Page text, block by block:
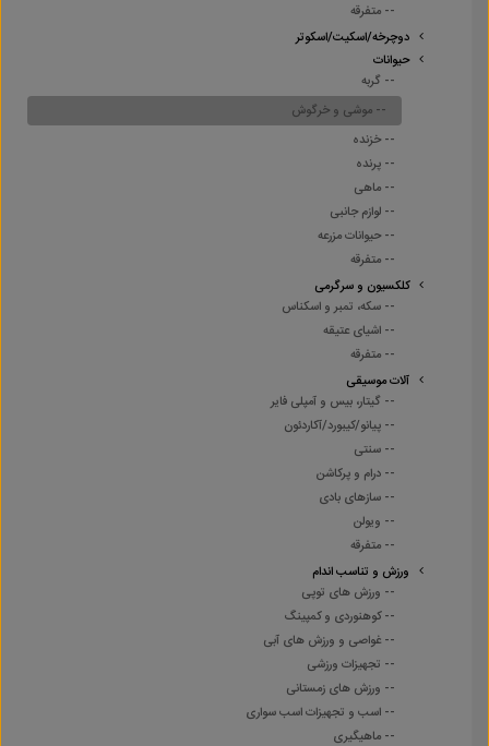
-- متفرقه
دوچرخه/اسکیت/اسکوتر
حیوانات
-- گربه
-- موشی و خرگوش
-- خزنده
-- پرنده
-- ماهی
-- لوازم جانبی
-- حیوانات مزرعه
-- متفرقه
کلکسیون و سرگرمی
-- سکه، تمبر و اسکناس
-- اشیای عتیقه
-- متفرقه
آلات موسیقی
-- گیتار، بیس و آمپلی فایر
-- پیانو/کیبورد/آکاردئون
-- سنتی
-- درام و پرکاشن
-- سازهای بادی
-- ویولن
-- متفرقه
ورزش و تناسب اندام
-- ورزش های توپی
-- کوهنوردی و کمپینگ
-- غواصی و ورزش های آبی
-- تجهیزات ورزشی
-- ورزش های زمستانی
-- اسب و تجهیزات اسب سواری
-- ماهیگیری